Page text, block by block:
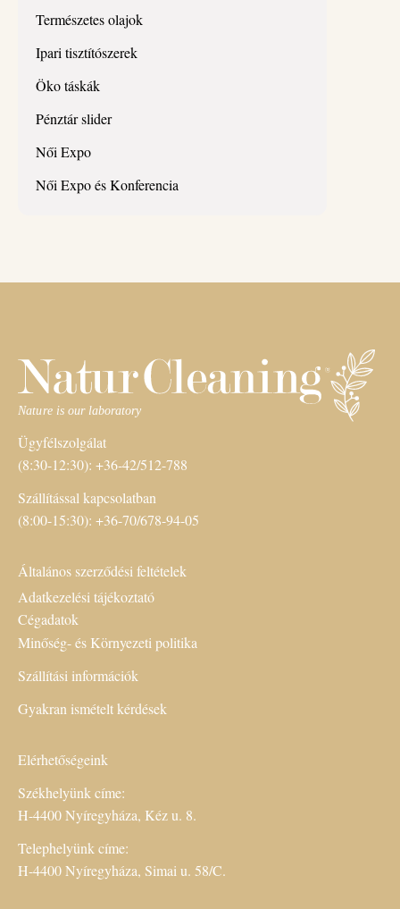
Természetes olajok
Ipari tisztítószerek
Öko táskák
Pénztár slider
Női Expo
Női Expo és Konferencia
Ügyfélszolgálat
(8:30-12:30): +36-42/512-788
Szállítással kapcsolatban
(8:00-15:30): +36-70/678-94-05
Általános szerződési feltételek
Adatkezelési tájékoztató
Cégadatok
Minőség- és Környezeti politika
Szállítási információk
Gyakran ismételt kérdések
Elérhetőségeink
Székhelyünk címe:
H-4400 Nyíregyháza, Kéz u. 8.
Telephelyünk címe:
H-4400 Nyíregyháza, Simai u. 58/C.